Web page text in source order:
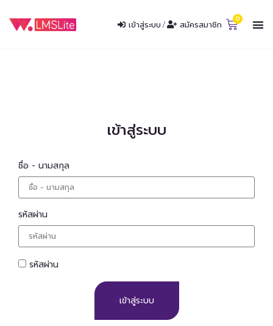
เข้าสู่ระบบ/ สมัครสมาชิก
เข้าสู่ระบบ
ชื่อ - นามสกุล
รหัสผ่าน
รหัสผ่าน